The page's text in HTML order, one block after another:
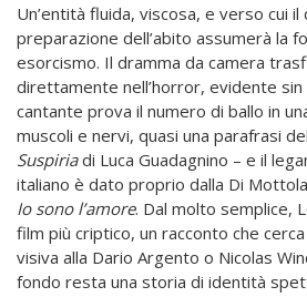
Un’entità fluida, viscosa, e verso cui il
preparazione dell’abito assumerà la
esorcismo. Il dramma da camera
direttamente nell’horror, evidente sin
cantante prova il numero di ballo in
muscoli e nervi, quasi una parafrasi
Suspiriadi Luca Guadagnino – e il
italiano è dato proprio dalla Di
Io sono l’amore. Dal molto semplice,
film più criptico, un racconto che
visiva alla Dario Argento o Nicolas
fondo resta una storia di identità